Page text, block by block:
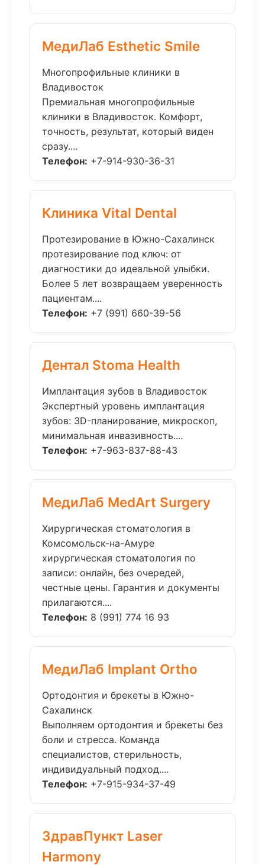
МедиЛаб Esthetic Smile
Многопрофильные клиники в
Владивосток
Премиальная многопрофильные
клиники в Владивосток. Комфорт,
точность, результат, который виден
сразу....
Телефон: +7-914-930-36-31
Клиника Vital Dental
Протезирование в Южно-Сахалинск
протезирование под ключ: от
диагностики до идеальной улыбки.
Более 5 лет возвращаем уверенность
пациентам....
Телефон: +7 (991) 660-39-56
Дентал Stoma Health
Имплантация зубов в Владивосток
Экспертный уровень имплантация
зубов: 3D-планирование, микроскоп,
минимальная инвазивность....
Телефон: +7-963-837-88-43
МедиЛаб MedArt Surgery
Хирургическая стоматология в
Комсомольск-на-Амуре
хирургическая стоматология по
записи: онлайн, без очередей,
честные цены. Гарантия и документы
прилагаются....
Телефон: 8 (991) 774 16 93
МедиЛаб Implant Ortho
Ортодонтия и брекеты в Южно-
Сахалинск
Выполняем ортодонтия и брекеты без
боли и стресса. Команда
специалистов, стерильность,
индивидуальный подход....
Телефон: +7-915-934-37-49
ЗдравПункт Laser
Harmony